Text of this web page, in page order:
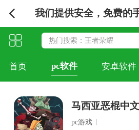
我们提供安全，免费的
首页 pc软件 安卓软件
马西亚恶棍中
pc游戏 |